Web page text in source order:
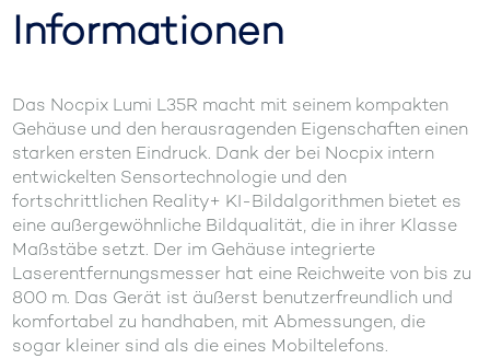
Informationen
Das Nocpix Lumi L35R macht mit seinem kompakten
Gehäuse und den herausragenden Eigenschaften einen
starken ersten Eindruck. Dank der bei Nocpix intern
entwickelten Sensortechnologie und den
fortschrittlichen Reality+ KI-Bildalgorithmen bietet es
eine außergewöhnliche Bildqualität, die in ihrer Klasse
Maßstäbe setzt. Der im Gehäuse integrierte
Laserentfernungsmesser hat eine Reichweite von bis zu
800 m. Das Gerät ist äußerst benutzerfreundlich und
komfortabel zu handhaben, mit Abmessungen, die
sogar kleiner sind als die eines Mobiltelefons.